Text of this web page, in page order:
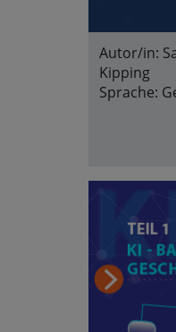
Autor/in:
Kipping
Sprache: